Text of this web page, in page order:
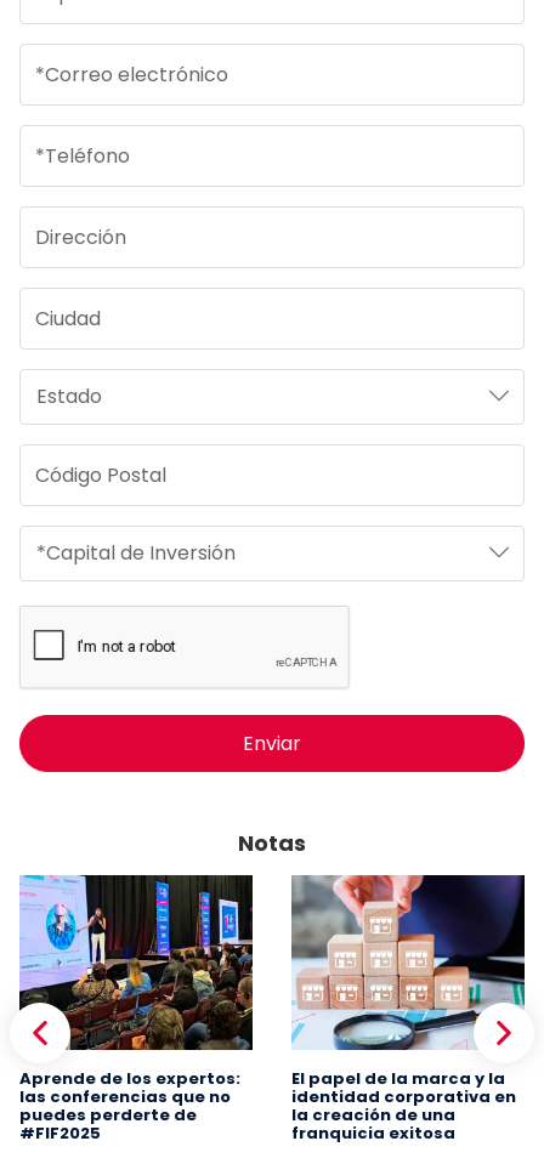
Enviar
Notas
Aprende de los expertos:
las conferencias que no
puedes perderte de
#FIF2025
El papel de la marca y la
identidad corporativa en
la creación de una
franquicia exitosa